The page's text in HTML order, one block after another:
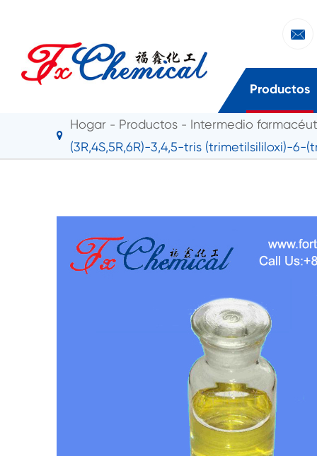

Productos
Hogar Productos
Intermedio
(3R,4S,5R,6R)-3,4,5-tris (trimetilsililoxi)-